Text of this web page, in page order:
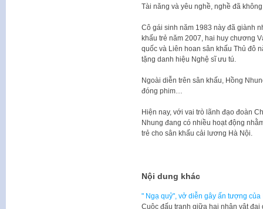
Tài năng và yêu nghề, nghề đã
Cô gái sinh năm 1983 này đã giành
khấu trẻ năm 2007, hai huy chương
quốc và Liên hoan sân khấu Thủ đô
tặng danh hiệu Nghệ sĩ ưu tú.
Ngoài diễn trên sân khấu, Hồng
đóng phim…
Hiện nay, với vai trò lãnh đạo đoàn
Nhung đang có nhiều hoạt động
trẻ cho sân khấu cải lương Hà Nội.
Nội dung khác
" Ngạ quỷ", vở diễn gây ấn tượng
Cuộc đấu tranh giữa hai nhân vật